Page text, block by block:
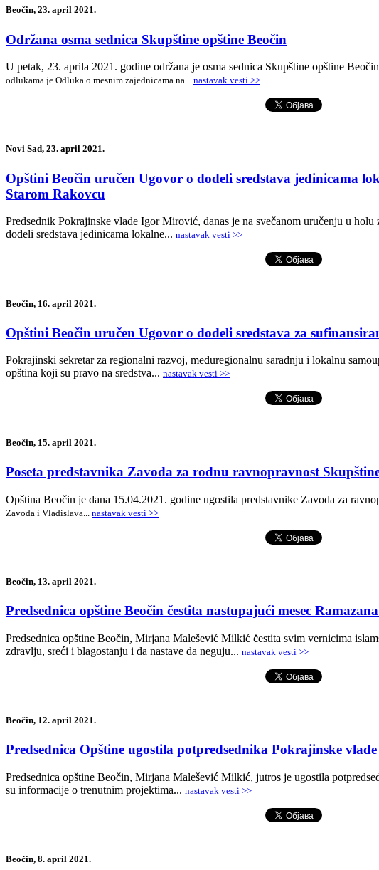
Beočin, 23. april 2021.
Održana osma sednica Skupštine opštine Beočin
U petak, 23. aprila 2021. godine održana je osma sednica Skupštine opštine
odlukama je Odluka o mesnim zajednicama na... nastavak vesti >>
Novi Sad, 23. april 2021.
Opštini Beočin uručen Ugovor o dodeli sredstava jedinicama
Starom Rakovcu
Predsednik Pokrajinske vlade Igor Mirović, danas je na svečanom uručenju u
dodeli sredstava jedinicama lokalne... nastavak vesti >>
Beočin, 16. april 2021.
Opštini Beočin uručen Ugovor o dodeli sredstava za
Pokrajinski sekretar za regionalni razvoj, međuregionalnu saradnju i lokalnu
opština koji su pravo na sredstva... nastavak vesti >>
Beočin, 15. april 2021.
Poseta predstavnika Zavoda za rodnu ravnopravnost
Opština Beočin je dana 15.04.2021. godine ugostila predstavnike Zavoda za
Zavoda i Vladislava... nastavak vesti >>
Beočin, 13. april 2021.
Predsednica opštine Beočin čestita nastupajući mesec
Predsednica opštine Beočin, Mirjana Malešević Milkić čestita svim vernicima
zdravlju, sreći i blagostanju i da nastave da neguju... nastavak vesti >>
Beočin, 12. april 2021.
Predsednica Opštine ugostila potpredsednika Pokrajinske
Predsednica opštine Beočin, Mirjana Malešević Milkić, jutros je ugostila
su informacije o trenutnim projektima... nastavak vesti >>
Beočin, 8. april 2021.